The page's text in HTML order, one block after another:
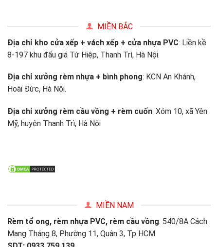
MIỀN BẮC
Địa chỉ kho cửa xếp + vách xếp + cửa nhựa PVC: Liền kề
8-197 khu đấu giá Tứ Hiệp, Thanh Trì, Hà Nội.
Địa chỉ xưởng rèm nhựa + bình phong: KCN An Khánh,
Hoài Đức, Hà Nội.
Địa chỉ xưởng rèm cầu vồng + rèm cuốn: Xóm 10, xã Yên
Mỹ, huyện Thanh Trì, Hà Nội
MIỀN NAM
Rèm tổ ong, rèm nhựa PVC, rèm cầu vồng: 540/8A Cách
Mạng Tháng 8, Phường 11, Quận 3, Tp HCM